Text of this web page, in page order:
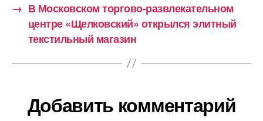
→ В Московском торгово-развлекательном
центре «Щелковский» открылся элитный
текстильный магазин
Добавить комментарий